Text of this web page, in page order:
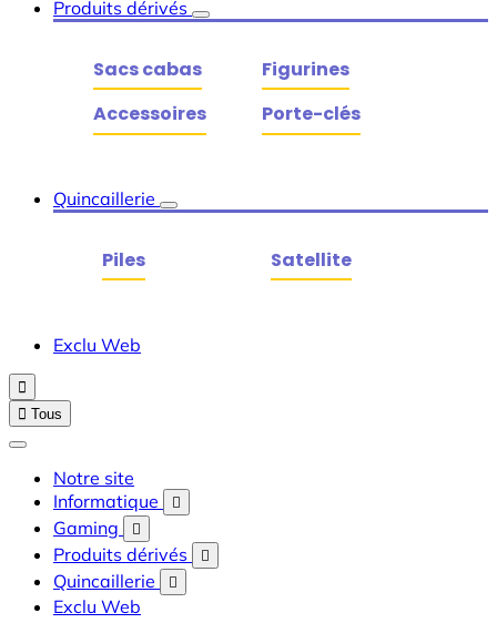
Produits dérivés
Sacs cabas
Figurines
Accessoires
Porte-clés
Quincaillerie
Piles Satellite
Exclu Web

 Tous
Notre site
Informatique

Gaming 
Produits dérivés 
Quincaillerie 
Exclu Web